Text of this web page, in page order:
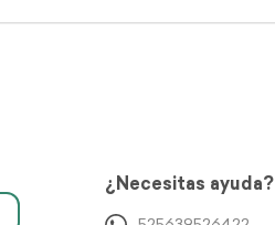
¿Necesitas ayuda?